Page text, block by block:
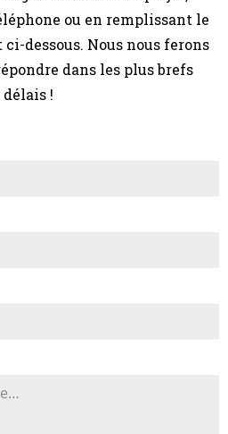
ou en remplissant le
dessous. Nous nous ferons
dans les plus brefs
délais !